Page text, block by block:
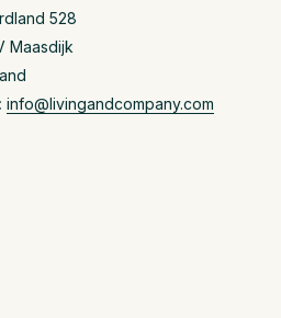
528
Maasdijk
info@livingandcompany.com